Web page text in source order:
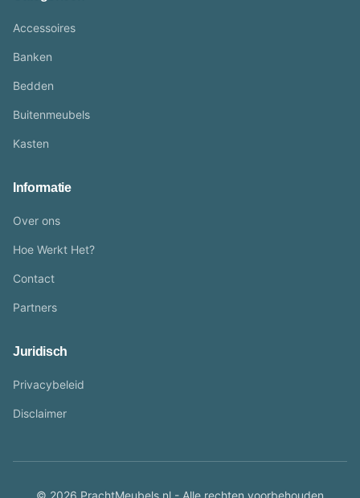
Accessoires
Banken
Bedden
Buitenmeubels
Kasten
Informatie
Over ons
Hoe Werkt Het?
Contact
Partners
Juridisch
Privacybeleid
Disclaimer
© 2026 PrachtMeubels.nl - Alle rechten voorbehouden